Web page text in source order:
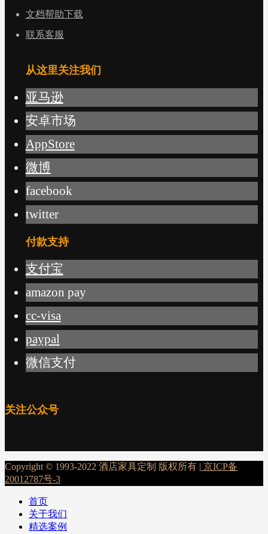
文档帮助下载
联系客服
从这里关注我们
亚马逊
安卓市场
AppStore
微博
facebook
twitter
付款支持
支付宝
amazon pay
cc-visa
paypal
微信支付
关注公众号
Copyright © 1993-2022 酒店家具定制 版权所有 | 京ICP备
20012787号-3
首页
关于我们
精选案例